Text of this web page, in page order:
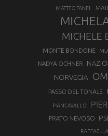
MATTEO TANEL
MICHELE
MONTE BONDONE
NADYA OCHNER
NORVEGIA
PASSO DEL TONALE
PIANCAVALLO
PRATO NEVOSO PSL